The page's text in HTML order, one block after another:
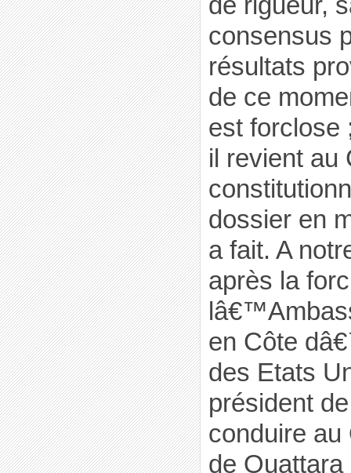
consensus
résultats
de ce
est forclose
il revient au
dossier en
a fait. A
après la
en Côte
des Etats
président
conduire au
de